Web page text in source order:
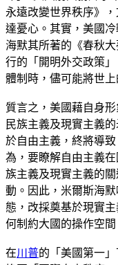
永遠改變世界秩序》
達憂心。其實，美國
海默其所著的《春秋
行的「開明外交政策
體制時，儘可能將世
質言之，美國藉自身
民族主義及現實主義
於自由主義，終將導
為，要瞭解自由主義
族主義及現實主義的
動。因此，米爾斯海
態，改採奠基於現實
何制約大國的操作空間
在川普的「美國第一